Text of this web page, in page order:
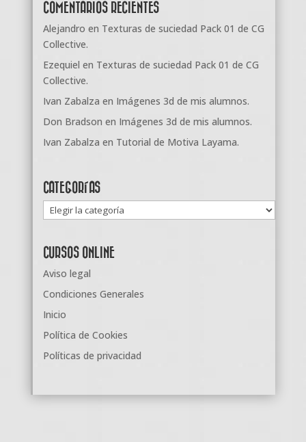
COMENTARIOS RECIENTES
Alejandro en Texturas de suciedad Pack 01 de CG
Collective.
Ezequiel en Texturas de suciedad Pack 01 de CG
Collective.
Ivan Zabalza en Imágenes 3d de mis alumnos.
Don Bradson en Imágenes 3d de mis alumnos.
Ivan Zabalza en Tutorial de Motiva Layama.
CATEGORÍAS
Categorías
CURSOS ONLINE
Aviso legal
Condiciones Generales
Inicio
Política de Cookies
Políticas de privacidad